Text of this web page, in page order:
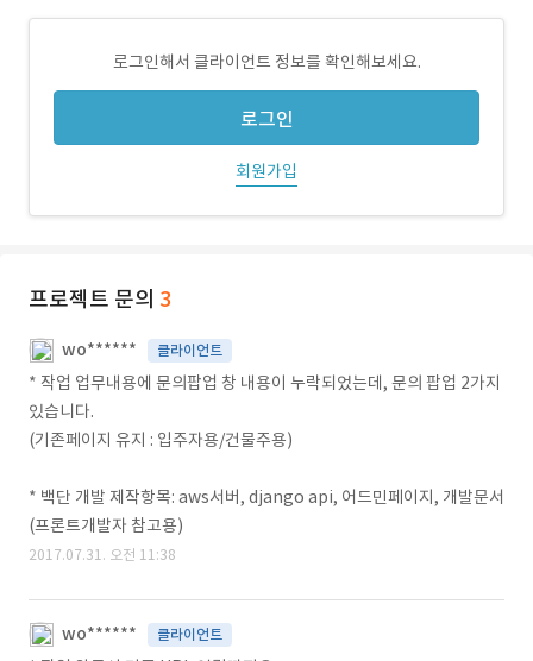
로그인해서 클라이언트 정보를 확인해보세요.
로그인
회원가입
프로젝트 문의 3
wo****** 클라이언트
* 작업 업무내용에 문의팝업 창 내용이 누락되었는데, 문의 팝업 2가지
있습니다.
(기존페이지 유지 : 입주자용/건물주용)
* 백단 개발 제작항목: aws서버, django api, 어드민페이지, 개발문서
(프론트개발자 참고용)
2017.07.31. 오전 11:38
wo****** 클라이언트